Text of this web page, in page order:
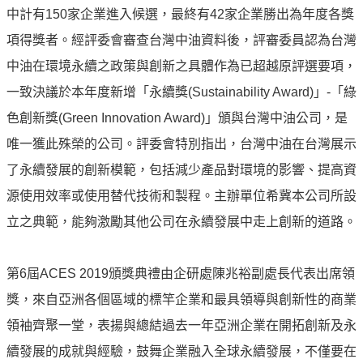
深
耕
關
懷
續
供
應
最
息
互
動
專
中計有150家企業進入候選，最終有42家企業勝出為年度各獎
項得獎者。經評委會審查台灣中油資料後，評審委員認為台灣
中油在環境永續之政策與創新之具體作為已超越原評選要項，
一致決議於本年度新增「永續獎(Sustainability Award)」-「綠
色創新獎(Green Innovation Award)」頒與台灣中油公司，是
唯一獲此殊榮的公司。評委會特別指出，台灣中油在台灣展示
了永續發展的創新模範，包括減少產品對環境的影響、提高資
源使用效率或使用替代技術和製程。主辦單位希冀本公司所設
立之典範，能夠激勵其他公司在永續發展中走上創新的道路。
第6屆ACES 2019頒獎典禮由企研處陳兆裕副處長代表出席領
獎，來自亞洲各個區域的標竿企業和最具領導與創新性的商業
領袖齊聚一堂，表揚與總結過去一年亞洲企業在開拓創新及永
續發展的成就與經驗，鼓舞企業融入全球永續發展，不僅要在